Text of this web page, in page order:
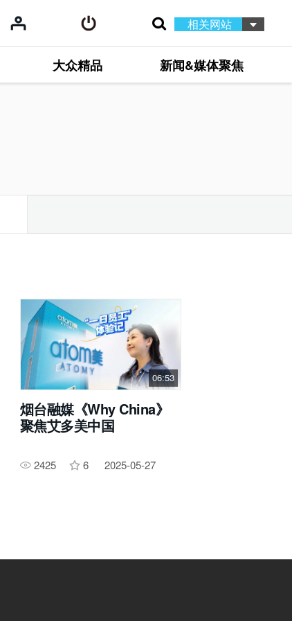
相关网站
大众精品 新闻&媒体聚焦
06:53
烟台融媒《Why China》
聚焦艾多美中国
2425 6 2025-05-27